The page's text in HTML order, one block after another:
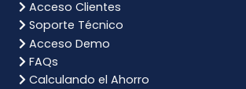
Acceso Clientes
Soporte Técnico
Acceso Demo
FAQs
Calculando el Ahorro